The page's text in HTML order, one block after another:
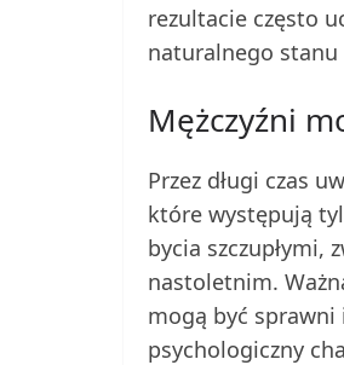
rezultacie często
naturalnego
Mężczyźni
Przez długi czas
które występują
bycia szczupłymi,
nastoletnim.
mogą być sprawni
psychologiczny